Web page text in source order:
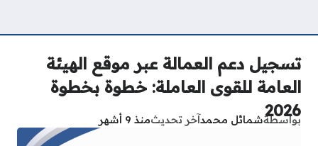
تسجيل دعم العمالة عبر موقع الهيئة
العامة للقوى العاملة: خطوة بخطوة
2026
بواسطةشمائل محمدآخر تحديثمنذ 9 أشهر